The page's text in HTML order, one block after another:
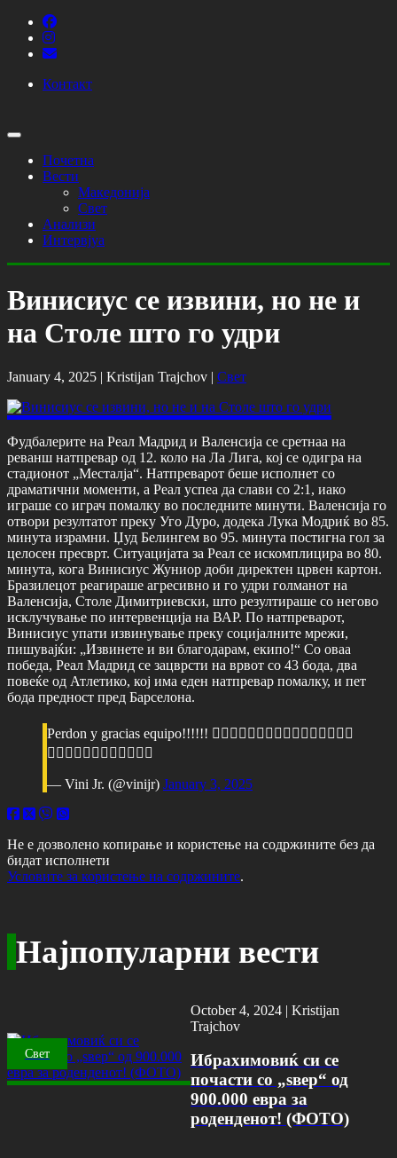
Контакт
Почетна
Вести
Македонија
Свет
Анализи
Интервјуа
Винисиус се извини, но не и
на Столе што го удри
January 4, 2025 | Kristijan Trajchov | Свет
Фудбалерите на Реал Мадрид и Валенсија се сретнаа на
реванш натпревар од 12. коло на Ла Лига, кој се одигра на
стадионот „Месталја“. Натпреварот беше исполнет со
драматични моменти, а Реал успеа да слави со 2:1, иако
играше со играч помалку во последните минути. Валенсија го
отвори резултатот преку Уго Дуро, додека Лука Модриќ во 85.
минута израмни. Џуд Белингем во 95. минута постигна гол за
целосен пресврт. Ситуацијата за Реал се искомплицира во 80.
минута, кога Винисиус Жуниор доби директен црвен картон.
Бразилецот реагираше агресивно и го удри голманот на
Валенсија, Столе Димитриевски, што резултираше со негово
исклучување по интервенција на ВАР. По натпреварот,
Винисиус упати извинување преку социјалните мрежи,
пишувајќи: „Извинете и ви благодарам, екипо!“ Со оваа
победа, Реал Мадрид се зацврсти на врвот со 43 бода, два
повеќе од Атлетико, кој има еден натпревар помалку, и пет
бода предност пред Барселона.
Perdon y gracias equipo!!!!!! ✌🏾✌🏾✌🏾✌🏾✌🏾✌🏾✌🏾✌🏾
✌🏾✌🏾✌🏾✌🏾✌🏾✌🏾
— Vini Jr. (@vinijr) January 3, 2025
Не е дозволено копирање и користење на содржините без да
бидат исполнети
Условите за користење на содржините.
Најпопуларни вести
Свет
October 4, 2024 |Kristijan
Trajchov
Ибрахимовиќ си се
почасти со „ѕвер“ од
900.000 евра за
роденденот! (ФОТО)